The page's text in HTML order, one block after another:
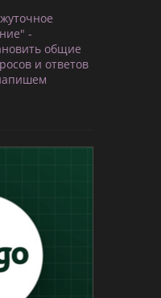
-
общие
и ответов